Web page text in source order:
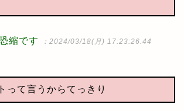
縮です
：2024/03/18(月) 17:23:26.44
って言うからてっきり